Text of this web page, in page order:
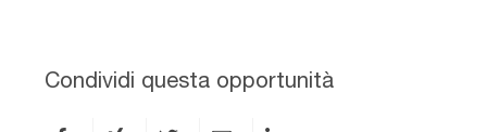
Condividi questa opportunità